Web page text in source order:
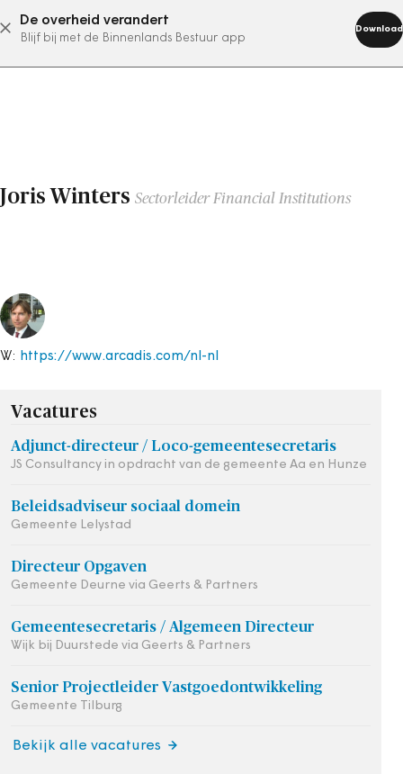
De overheid verandert
Blijf bij met de Binnenlands Bestuur app
Download
abonneer nu
Joris Winters Sectorleider Financial Institutions
W: https://www.arcadis.com/nl-nl
Vacatures
Adjunct-directeur / Loco-gemeentesecretaris
JS Consultancy in opdracht van de gemeente Aa en Hunze
Beleidsadviseur sociaal domein
Gemeente Lelystad
Directeur Opgaven
Gemeente Deurne via Geerts & Partners
Gemeentesecretaris / Algemeen Directeur
Wijk bij Duurstede via Geerts & Partners
Senior Projectleider Vastgoedontwikkeling
Gemeente Tilburg
Bekijk alle vacatures